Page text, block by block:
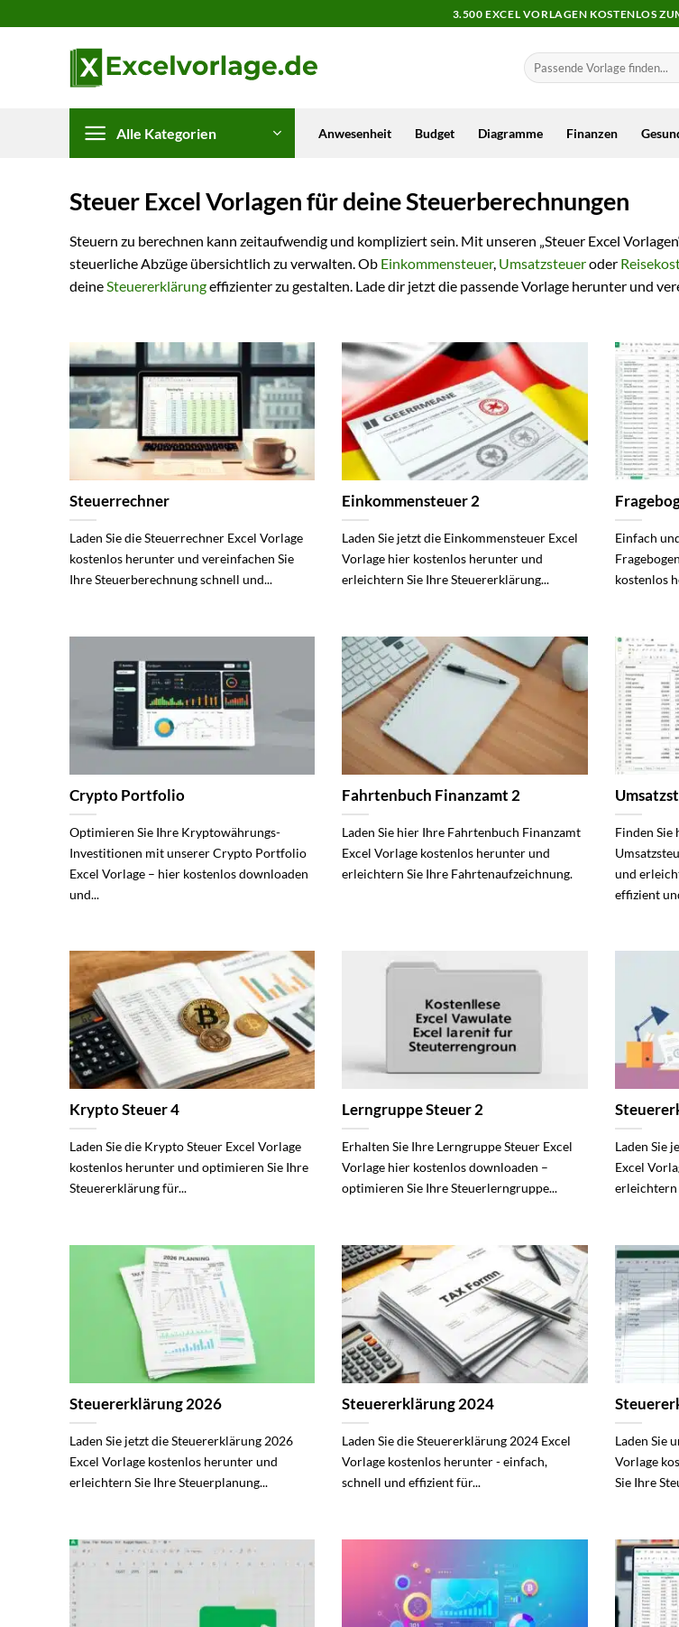
Inhalt
3.500 EXCEL VORLAGEN KOSTENLOS
Alle Kategorien Anwesenheit Budget Diagramme Finanzen
Steuer Excel Vorlagen für deine Steuerberechnungen
Steuern zu berechnen kann zeitaufwendig und kompliziert sein. Mit unseren „Steuer Excel
steuerliche Abzüge übersichtlich zu verwalten. Ob Einkommensteuer, Umsatzsteueroder
deine Steuererklärungeffizienter zu gestalten. Lade dir jetzt die passende Vorlage herunter und
Steuerrechner
Laden Sie die Steuerrechner Excel Vorlage
kostenlos herunter und vereinfachen Sie
Ihre Steuerberechnung schnell und...
Einkommensteuer 2
Laden Sie jetzt die Einkommensteuer Excel
Vorlage hier kostenlos herunter und
erleichtern Sie Ihre Steuererklärung...
Einfach
kostenlos
Crypto Portfolio
Optimieren Sie Ihre Kryptowährungs-
Investitionen mit unserer Crypto Portfolio
Excel Vorlage – hier kostenlos downloaden
und...
Fahrtenbuch Finanzamt 2
Laden Sie hier Ihre Fahrtenbuch Finanzamt
Excel Vorlage kostenlos herunter und
erleichtern Sie Ihre Fahrtenaufzeichnung.
Finden Sie
und
effizient
Krypto Steuer 4
Laden Sie die Krypto Steuer Excel Vorlage
kostenlos herunter und optimieren Sie Ihre
Steuererklärung für...
Lerngruppe Steuer 2
Erhalten Sie Ihre Lerngruppe Steuer Excel
Vorlage hier kostenlos downloaden –
optimieren Sie Ihre Steuerlerngruppe...
Laden Sie
Excel
erleichtern
Steuererklärung 2026
Laden Sie jetzt die Steuererklärung 2026
Excel Vorlage kostenlos herunter und
erleichtern Sie Ihre Steuerplanung...
Steuererklärung 2024
Laden Sie die Steuererklärung 2024 Excel
Vorlage kostenlos herunter - einfach,
schnell und effizient für...
Laden Sie
Vorlage
Sie Ihre